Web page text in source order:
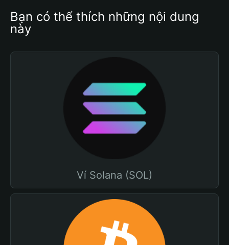
Bạn có thể thích những nội dung
này
Ví Solana (SOL)